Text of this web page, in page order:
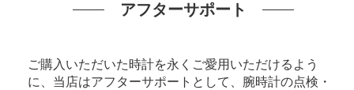
アフターサポート
ご購入いただいた時計を永くご愛用いただけるよう
に、当店はアフターサポートとして、腕時計の点検・